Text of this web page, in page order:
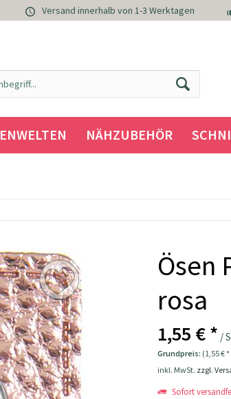
Versand innerhalb von 1-3 Werktagen
NÄHZUBEHÖR
Ösen
rosa
1,55 € * /
Grundpreis: (1,55 €
inkl. MwSt. zzgl.
Sofort